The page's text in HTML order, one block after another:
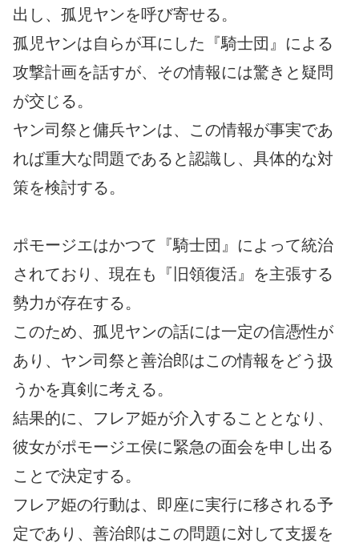
出し、孤児ヤンを呼び寄せる。
孤児ヤンは自らが耳にした『騎士団』による
攻撃計画を話すが、その情報には驚きと疑問
が交じる。
ヤン司祭と傭兵ヤンは、この情報が事実であ
れば重大な問題であると認識し、具体的な対
策を検討する。
ポモージエはかつて『騎士団』によって統治
されており、現在も『旧領復活』を主張する
勢力が存在する。
このため、孤児ヤンの話には一定の信憑性が
あり、ヤン司祭と善治郎はこの情報をどう扱
うかを真剣に考える。
結果的に、フレア姫が介入することとなり、
彼女がポモージエ侯に緊急の面会を申し出る
ことで決定する。
フレア姫の行動は、即座に実行に移される予
定であり、善治郎はこの問題に対して支援を